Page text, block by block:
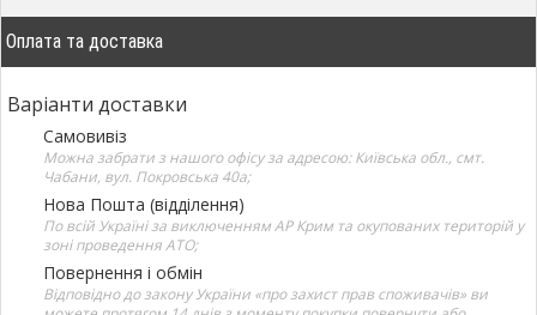
Оплата та доставка
Варіанти доставки
Самовивіз
Можна забрати з нашого офісу за адресою: Київська обл., смт.
Чабани, вул. Покровська 40а;
Нова Пошта (відділення)
По всій Україні за виключенням АР Крим та окупованих територій у
зоні проведення АТО;
Повернення і обмін
Відповідно до закону України «про захист прав споживачів» ви